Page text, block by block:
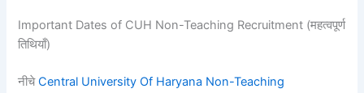
Important Dates of CUH Non-Teaching Recruitment (महत्वपूर्ण
तिथियाँ)
नीचेCentral University Of Haryana Non-Teaching